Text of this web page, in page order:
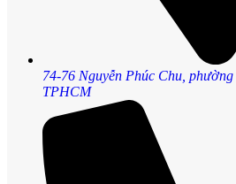
74-76 Nguyễn Phúc Chu,
TPHCM